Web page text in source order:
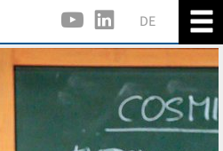
DE